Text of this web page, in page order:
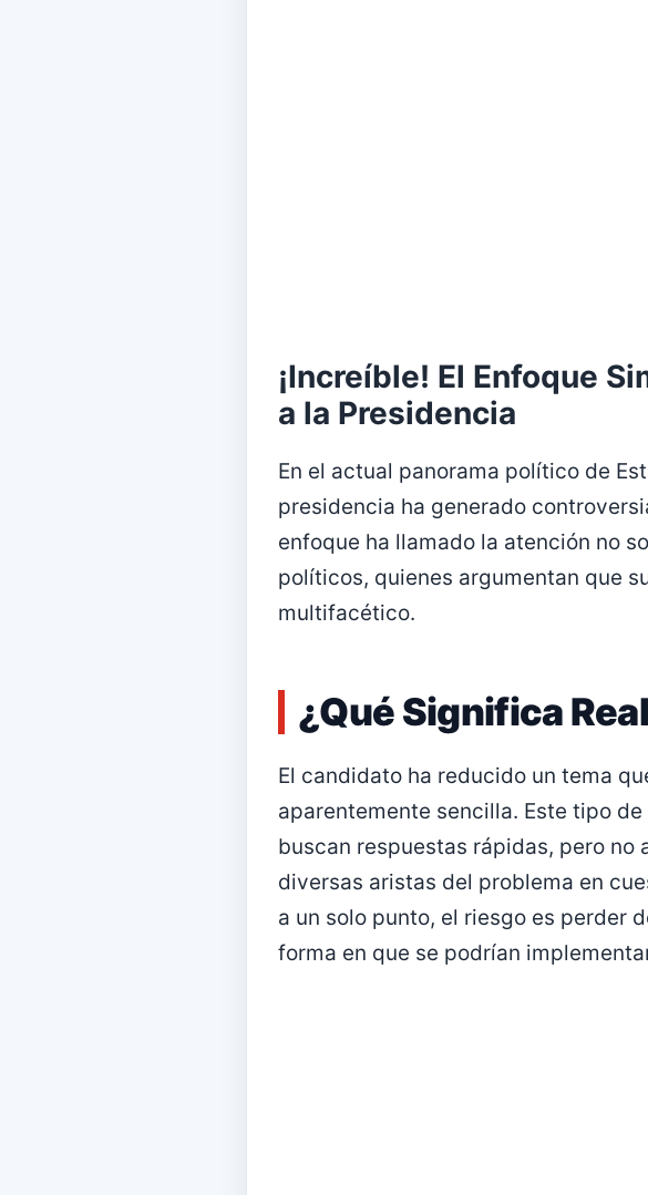
¡Increíble! El Enfoque
a la Presidencia
En el actual panorama político de
presidencia ha generado
enfoque ha llamado la atención no
políticos, quienes argumentan que
multifacético.
¿Qué Significa
El candidato ha reducido un tema
aparentemente sencilla. Este tipo
buscan respuestas rápidas, pero
diversas aristas del problema en
a un solo punto, el riesgo es perder
forma en que se podrían